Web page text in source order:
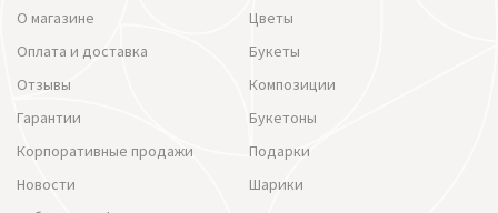
О магазине
Оплата и доставка
Отзывы
Гарантии
Корпоративные продажи
Новости
Цветы
Букеты
Композиции
Букетоны
Подарки
Шарики